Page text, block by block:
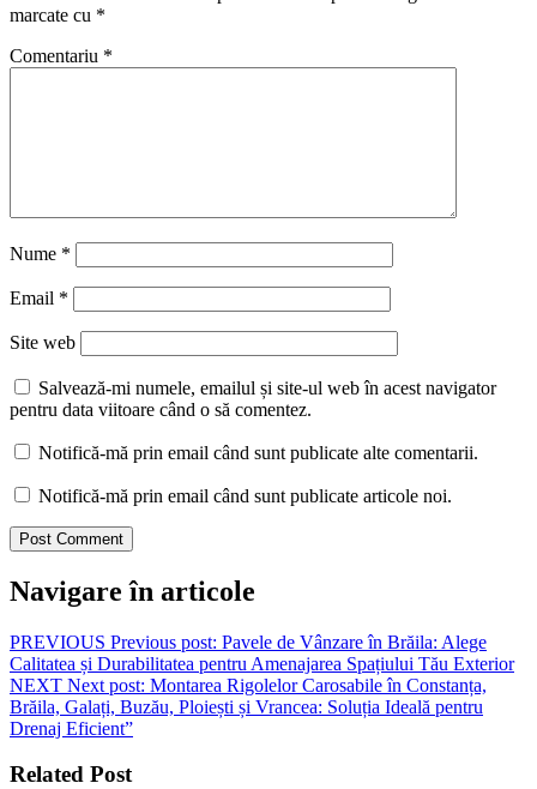
marcate cu *
Comentariu *
Nume *
Email *
Site web
Salvează-mi numele, emailul și site-ul web în acest navigator
pentru data viitoare când o să comentez.
Notifică-mă prin email când sunt publicate alte comentarii.
Notifică-mă prin email când sunt publicate articole noi.
Navigare în articole
PREVIOUS Previous post: Pavele de Vânzare în Brăila: Alege
Calitatea și Durabilitatea pentru Amenajarea Spațiului Tău Exterior
NEXT Next post: Montarea Rigolelor Carosabile în Constanța,
Brăila, Galați, Buzău, Ploiești și Vrancea: Soluția Ideală pentru
Drenaj Eficient”
Related Post